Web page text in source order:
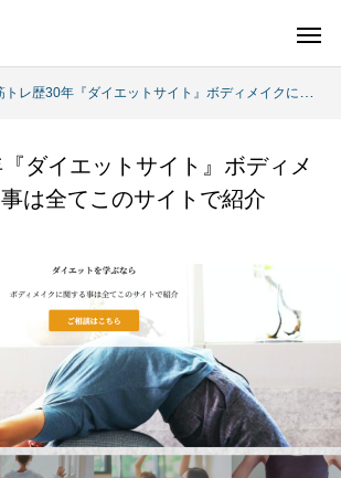
プレス
テーマ 】素敵なサイ
アフィリエイター
レ歴30年『ダイエットサイト』ボディメイクに関する事は全てこのサイトで紹介
ダイエットサイト』ボディメ
は全てこのサイトで紹介